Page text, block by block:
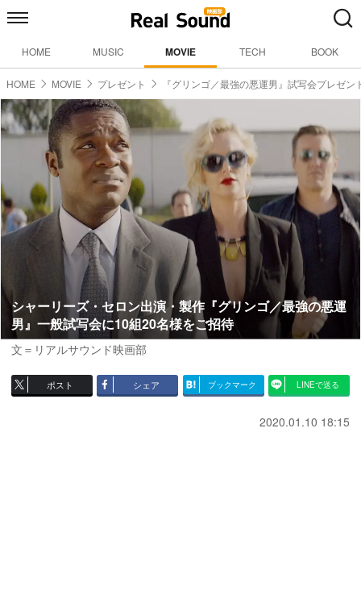
HOME MUSIC MOVIE TECH BOOK
HOME MOVIE プレゼント 『グリンゴ／最強の悪運男』試写会プレゼン
シャーリーズ・セロン出演・製作『グリンゴ／最強の悪運
男』一般試写会に10組20名様をご招待
文＝リアルサウンド映画部
ポスト シェア ブックマーク LINEで送る
2020.01.10 18:15